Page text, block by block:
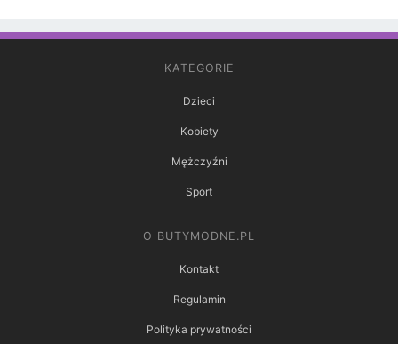
KATEGORIE
Dzieci
Kobiety
Mężczyźni
Sport
O BUTYMODNE.PL
Kontakt
Regulamin
Polityka prywatności